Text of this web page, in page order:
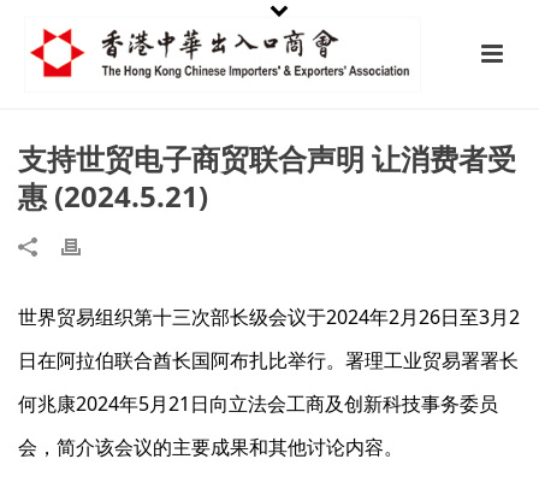
支持世贸电子商贸联合声明 让消费者受
惠 (2024.5.21)
世界贸易组织第十三次部长级会议于2024年2月26日至3月2
日在阿拉伯联合酋长国阿布扎比举行。署理工业贸易署署长
何兆康2024年5月21日向立法会工商及创新科技事务委员
会，简介该会议的主要成果和其他讨论内容。